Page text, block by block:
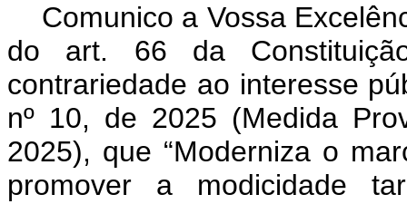
Comunico a Vossa
do art. 66 da
contrariedade ao interesse
nº 10, de 2025 (Medida
2025), que “Moderniza o
promover a modicidade